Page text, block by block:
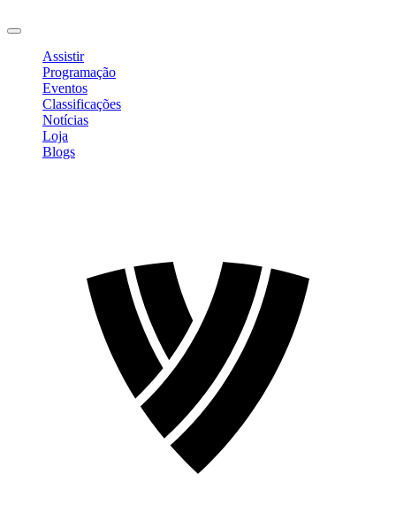
Assistir
Programação
Eventos
Classificações
Notícias
Loja
Blogs